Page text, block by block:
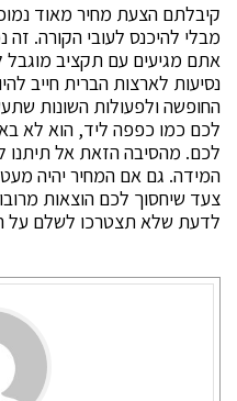
קיבלתם הצעת מחיר מאוד
מבלי להיכנס לעובי הקורה.
אתם מגיעים עם תקציב מוגבל
נסיעות לארצות הברית חייב
החופשה ולפעולות השונות
לכם כמו כפפה ליד, הוא לא
לכם. מהסיבה הזאת אל
המידה. גם אם המחיר יהיה
צעד שיחסוך לכם הוצאות
לדעת שלא תצטרכו לשלם על